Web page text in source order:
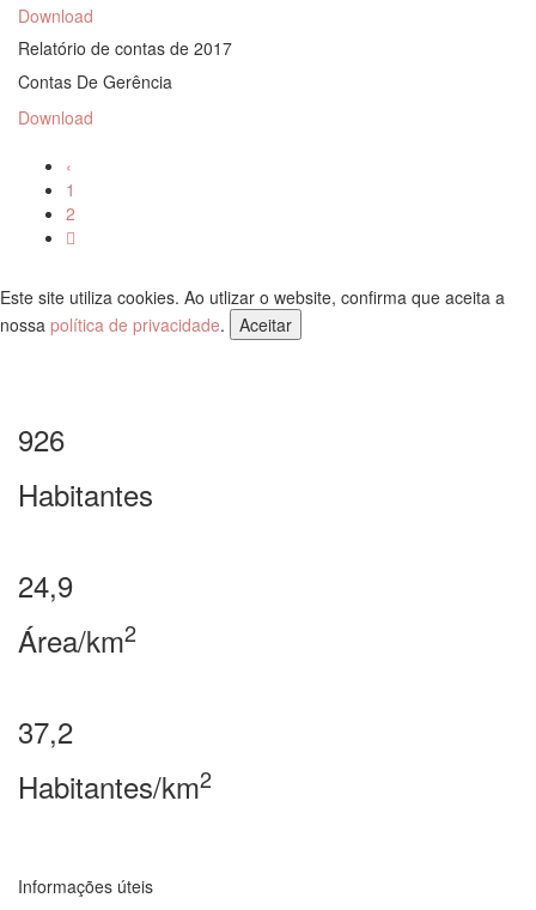
Download
Relatório de contas de 2017
Contas De Gerência
Download
‹
1
2
Este site utiliza cookies. Ao utlizar o website, confirma que aceita a
nossa política de privacidade. Aceitar
926
Habitantes
24,9
Área/km2
37,2
Habitantes/km2
Informações úteis